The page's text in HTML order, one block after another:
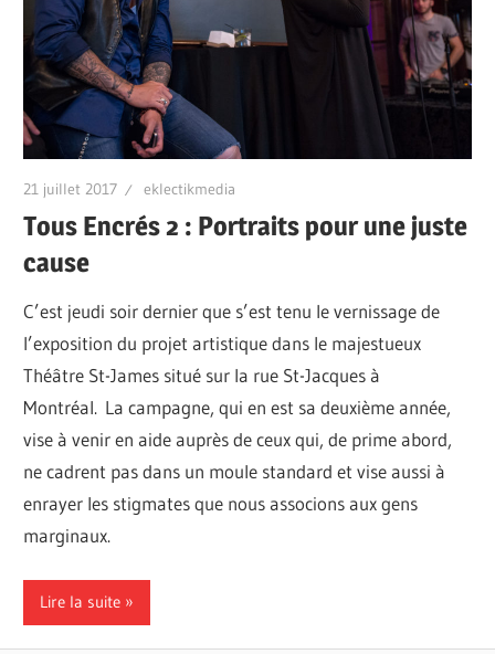
21 juillet 2017 eklectikmedia
Tous Encrés 2 : Portraits pour une juste
cause
C’est jeudi soir dernier que s’est tenu le vernissage de
l’exposition du projet artistique dans le majestueux
Théâtre St-James situé sur la rue St-Jacques à
Montréal. La campagne, qui en est sa deuxième année,
vise à venir en aide auprès de ceux qui, de prime abord,
ne cadrent pas dans un moule standard et vise aussi à
enrayer les stigmates que nous associons aux gens
marginaux.
Lire la suite